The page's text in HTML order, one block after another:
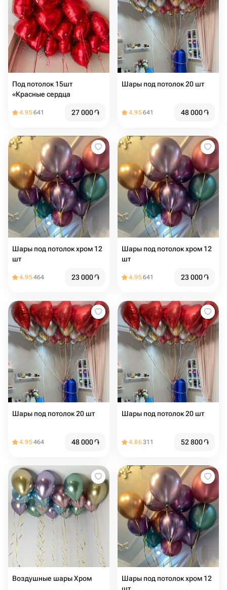
Под потолок 15шт
«Красные сердца
4.95641 27 000֏
Шары под потолок 20 шт
4.95641 48 000֏
Шары под потолок хром 12
шт
4.95464 23 000֏
Шары под потолок хром 12
шт
4.95641 23 000֏
Шары под потолок 20 шт
4.95464 48 000֏
Шары под потолок 20 шт
4.86311 52 800֏
Воздушные шары Хром
Шары под потолок хром 12